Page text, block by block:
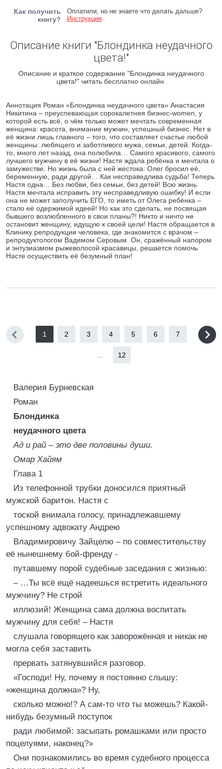
Как получить
книгу?
Оплатили, но не знаете что делать дальше?
Инструкция.
Описание книги "Блондинка неудачного
цвета!"
Описание и краткое содержание "Блондинка неудачного
цвета!" читать бесплатно онлайн.
Аннотация Роман «Блондинка неудачного цвета» Анастасия
Никитина – преуспевающая сорокалетняя бизнес-women, у
которой есть всё, о чём только может мечтать современная
женщина: красота, внимание мужчин, успешный бизнес. Нет в
её жизни лишь главного – того, что составляет счастье любой
женщины: любящего и заботливого мужа, семьи, детей. Когда-
то, много лет назад, она полюбила… Самого красивого, самого
лучшего мужчину в её жизни! Настя ждала ребёнка и мечтала о
замужестве. Но жизнь была с ней жестока: Олег бросил её,
беременную, ради другой… Как несправедлива судьба! Теперь
Настя одна… Без любви, без семьи, без детей! Всю жизнь
Настя мечтала исправить эту несправедливую ошибку! И если
она не может заполучить ЕГО, то иметь от Олега ребёнка –
стало её одержимой идеей! Но как это сделать, не посвящая
бывшего возлюбленного в свои планы?! Никто и ничто не
остановит женщину, идущую к своей цели! Настя обращается в
Клинику репродукции человека, где знакомится с врачом –
репродуктологом Вадимом Серовым. Он, сражённый напором
и энтузиазмом рыжеволосой красавицы, решается помочь
Насте осуществить её безумный план!
1 2 3 4 5 6 7
12
Валерия Бурневская
Роман
Блондинка
неудачного цвета
Ад и рай – это две половины души.
Омар Хайям
Глава 1
Из телефонной трубки доносился приятный
мужской баритон. Настя с
тоской внимала голосу, принадлежавшему
успешному адвокату Андрею
Владимировичу Зайцелю – по совместительству
её нынешнему бой-френду -
путавшему порой судебные заседания с жизнью:
– …Ты всё ещё надеешься встретить идеального
мужчину? Не строй
иллюзий! Женщина сама должна воспитать
мужчину для себя! – Настя
слушала говорящего как заворожённая и никак не
могла себя заставить
прервать затянувшийся разговор.
«Господи! Ну, почему я постоянно слышу:
«женщина должна»? Ну,
сколько можно!? А сам-то что ты можешь? Какой-
нибудь безумный поступок
ради любимой: засыпать ромашками или просто
поцелуями, наконец?»
Они познакомились во время судебного процесса